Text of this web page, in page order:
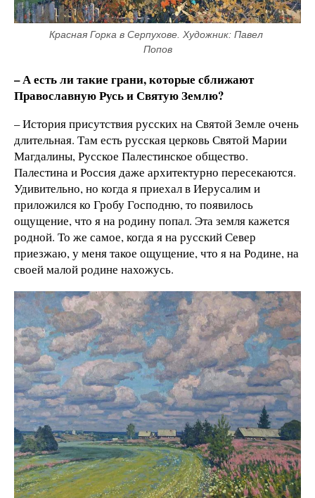
Красная Горка в Серпухове. Художник: Павел
Попов
– А есть ли такие грани, которые сближают
Православную Русь и Святую Землю?
– История присутствия русских на Святой Земле очень
длительная. Там есть русская церковь Святой Марии
Магдалины, Русское Палестинское общество.
Палестина и Россия даже архитектурно пересекаются.
Удивительно, но когда я приехал в Иерусалим и
приложился ко Гробу Господню, то появилось
ощущение, что я на родину попал. Эта земля кажется
родной. То же самое, когда я на русский Север
приезжаю, у меня такое ощущение, что я на Родине, на
своей малой родине нахожусь.